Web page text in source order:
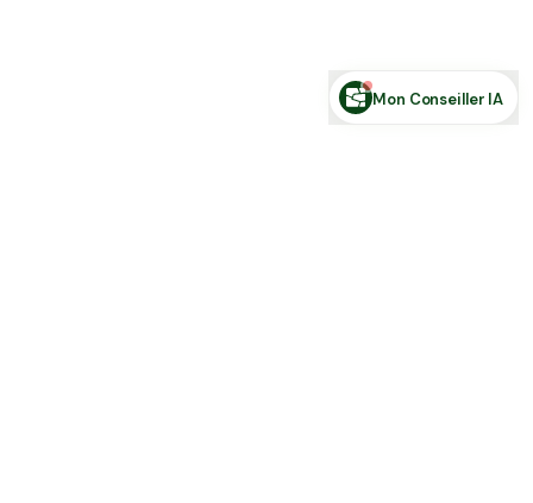
Mon Conseiller IA